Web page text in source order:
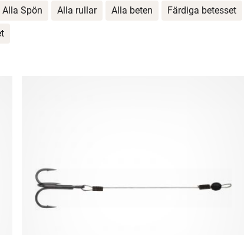
Alla Spön Alla rullar Alla beten Färdiga betesset